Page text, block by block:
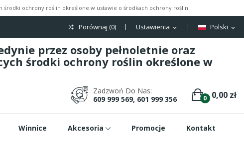
środki ochrony roślin określone w ustawie o środkach ochrony roślin.
Polski expand_more
Ustawienia expand_more
Porównaj (0)
przez osoby pełnoletnie oraz
środki ochrony roślin określone w
0 0,00 zł
Zadzwoń Do Nas:
609 999 569, 601 999 356
Winnice Akcesoria Promocje Kontakt